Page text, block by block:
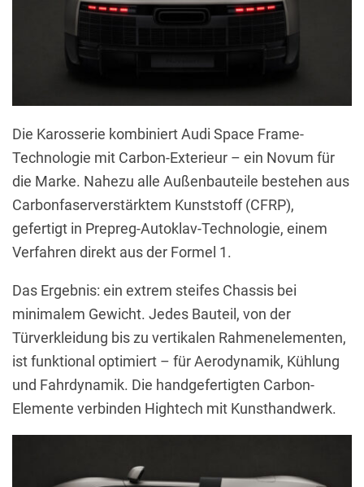
Die Karosserie kombiniert Audi Space Frame-
Technologie mit Carbon-Exterieur – ein Novum für
die Marke. Nahezu alle Außenbauteile bestehen aus
Carbonfaserverstärktem Kunststoff (CFRP),
gefertigt in Prepreg-Autoklav-Technologie, einem
Verfahren direkt aus der Formel 1.
Das Ergebnis: ein extrem steifes Chassis bei
minimalem Gewicht. Jedes Bauteil, von der
Türverkleidung bis zu vertikalen Rahmenelementen,
ist funktional optimiert – für Aerodynamik, Kühlung
und Fahrdynamik. Die handgefertigten Carbon-
Elemente verbinden Hightech mit Kunsthandwerk.